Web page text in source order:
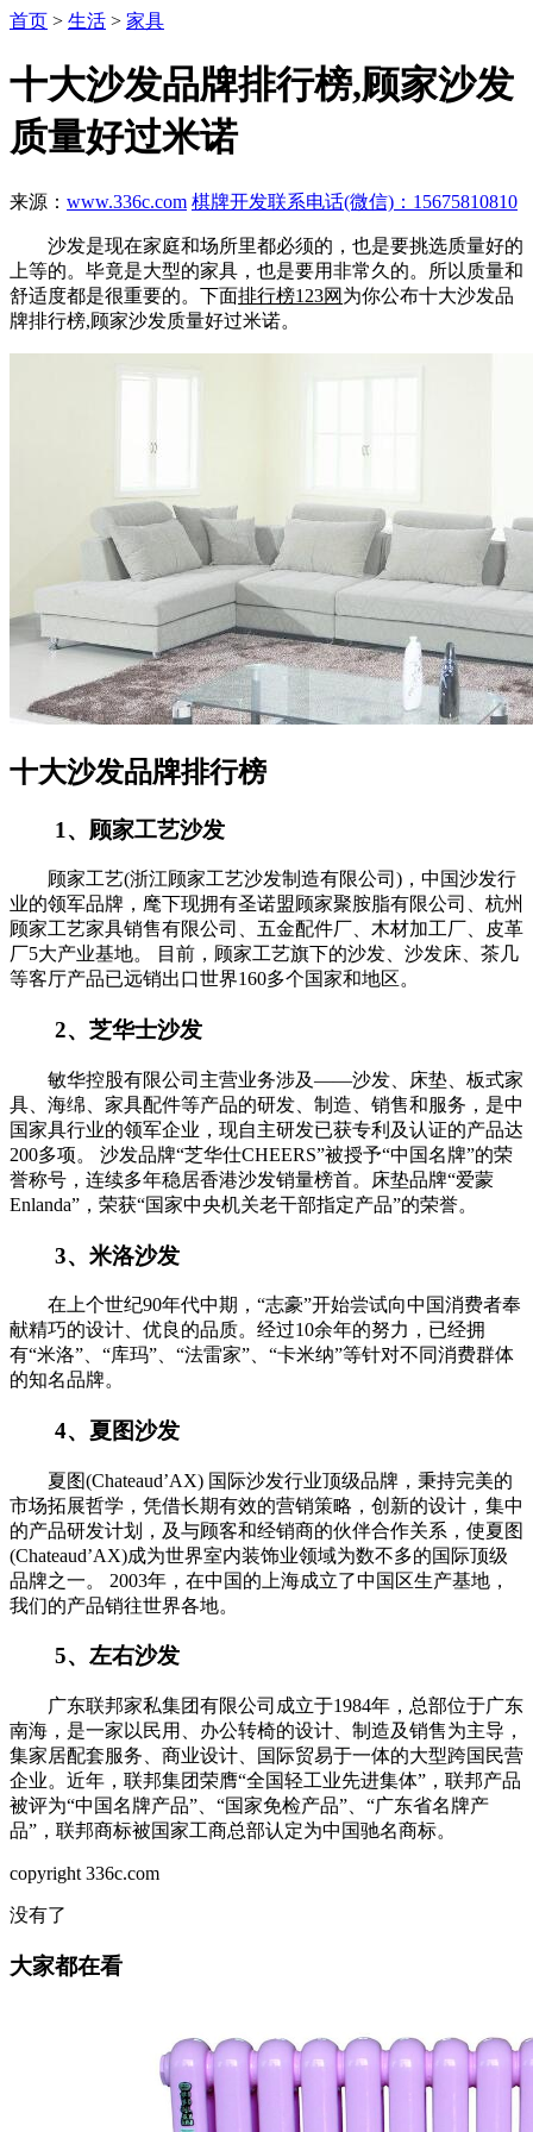
首页 > 生活 > 家具
十大沙发品牌排行榜,顾家沙发
质量好过米诺
来源： www.336c.com 棋牌开发联系电话(微信)：15675810810
沙发是现在家庭和场所里都必须的，也是要挑选质量好的
上等的。毕竟是大型的家具，也是要用非常久的。所以质量和
舒适度都是很重要的。下面排行榜123网 为你公布十大沙发品
牌排行榜,顾家沙发质量好过米诺。
十大沙发品牌排行榜
1、顾家工艺沙发
顾家工艺(浙江顾家工艺沙发制造有限公司)，中国沙发行
业的领军品牌，麾下现拥有圣诺盟顾家聚胺脂有限公司、杭州
顾家工艺家具销售有限公司、五金配件厂、木材加工厂、皮革
厂5大产业基地。 目前，顾家工艺旗下的沙发、沙发床、茶几
等客厅产品已远销出口世界160多个国家和地区。
2、芝华士沙发
敏华控股有限公司主营业务涉及——沙发、床垫、板式家
具、海绵、家具配件等产品的研发、制造、销售和服务，是中
国家具行业的领军企业，现自主研发已获专利及认证的产品达
200多项。 沙发品牌“芝华仕CHEERS”被授予“中国名牌”的荣
誉称号，连续多年稳居香港沙发销量榜首。床垫品牌“爱蒙
Enlanda”，荣获“国家中央机关老干部指定产品”的荣誉。
3、米洛沙发
在上个世纪90年代中期，“志豪”开始尝试向中国消费者奉
献精巧的设计、优良的品质。经过10余年的努力，已经拥
有“米洛”、“库玛”、“法雷家”、“卡米纳”等针对不同消费群体
的知名品牌。
4、夏图沙发
夏图(Chateaud’AX) 国际沙发行业顶级品牌，秉持完美的
市场拓展哲学，凭借长期有效的营销策略，创新的设计，集中
的产品研发计划，及与顾客和经销商的伙伴合作关系，使夏图
(Chateaud’AX)成为世界室内装饰业领域为数不多的国际顶级
品牌之一。 2003年，在中国的上海成立了中国区生产基地，
我们的产品销往世界各地。
5、左右沙发
广东联邦家私集团有限公司成立于1984年，总部位于广东
南海，是一家以民用、办公转椅的设计、制造及销售为主导，
集家居配套服务、商业设计、国际贸易于一体的大型跨国民营
企业。近年，联邦集团荣膺“全国轻工业先进集体”，联邦产品
被评为“中国名牌产品”、“国家免检产品”、“广东省名牌产
品”，联邦商标被国家工商总部认定为中国驰名商标。
copyright 336c.com
没有了
大家都在看